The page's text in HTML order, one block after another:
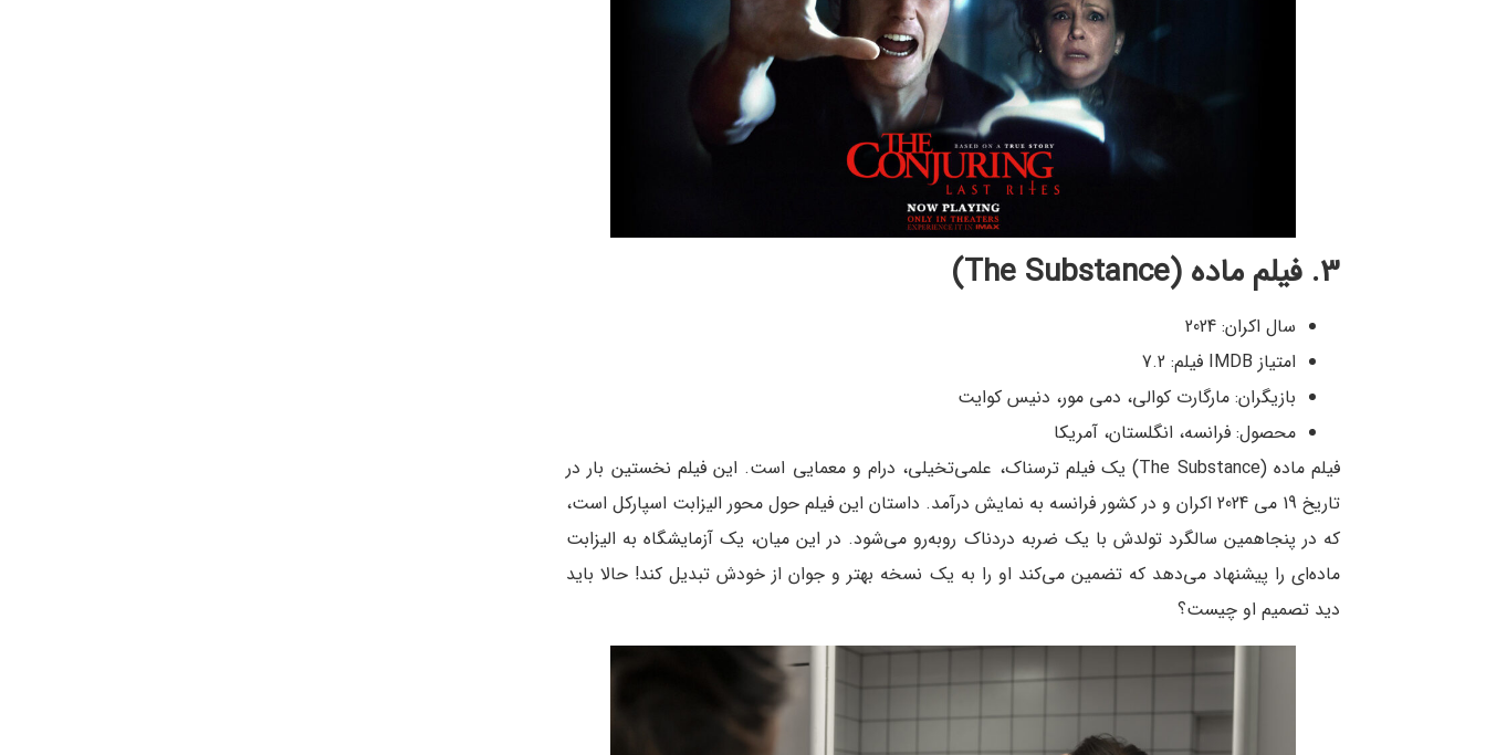
3. فیلم ماده (The Substance)
سال اکران: 2024
امتیاز IMDB فیلم: 7.2
بازیگران: مارگارت کوالی، دمی مور، دنیس کوایت
محصول: فرانسه، انگلستان، آمریکا
فیلم ماده (The Substance) یک فیلم ترسناک، علمی‌تخیلی، درام و معمایی است. این فیلم نخستین بار در
تاریخ 19 می 2024 اکران و در کشور فرانسه به نمایش درآمد. داستان این فیلم حول محور الیزابت اسپارکل است،
که در پنجاهمین سالگرد تولدش با یک ضربه دردناک روبه‌رو می‌شود. در این میان، یک آزمایشگاه به الیزابت
ماده‌ای را پیشنهاد می‌دهد که تضمین می‌کند او را به یک نسخه بهتر و جوان از خودش تبدیل کند! حالا باید
دید تصمیم او چیست؟